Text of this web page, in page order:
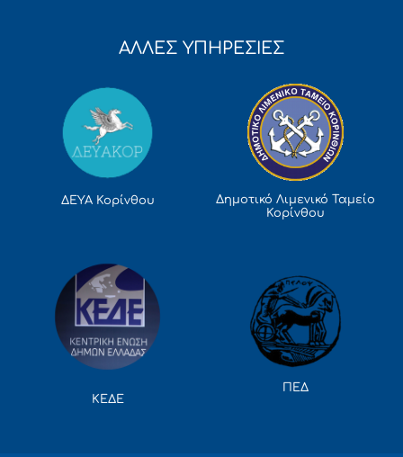
ΑΛΛΕΣ ΥΠΗΡΕΣΙΕΣ
ΔΕΥΑ Κορίνθου
Δημοτικό Λιμενικό Ταμείο
Κορίνθου
ΚΕΔΕ
ΠΕΔ